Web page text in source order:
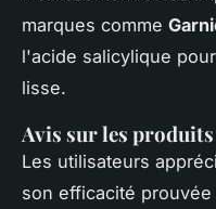
marques comme
l'acide salicylique
lisse.
Avis sur les
Les utilisateurs
son efficacité